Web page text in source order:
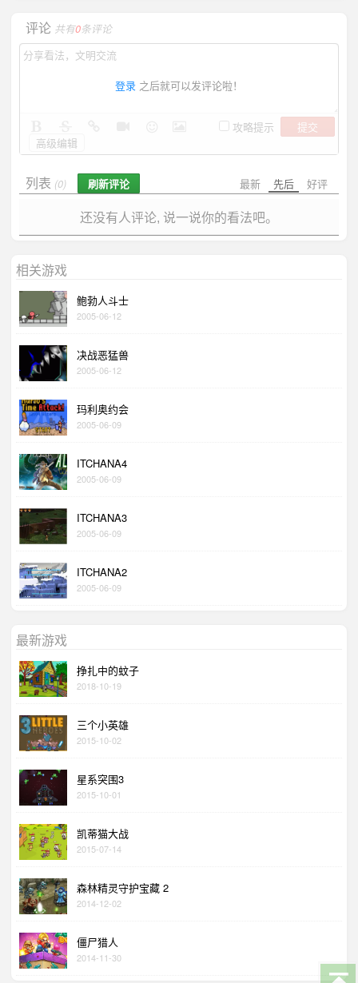
评论 共有0条评论
登录 之后就可以发评论啦！
攻略提示
提交
高级编辑
最新 先后 好评
列表 (0) 刷新评论
还没有人评论, 说一说你的看法吧。
相关游戏
鲍勃人斗士
2005-06-12
决战恶猛兽
2005-06-12
玛利奥约会
2005-06-09
ITCHANA4
2005-06-09
ITCHANA3
2005-06-09
ITCHANA2
2005-06-09
最新游戏
挣扎中的蚊子
2018-10-19
三个小英雄
2015-10-02
星系突围3
2015-10-01
凯蒂猫大战
2015-07-14
森林精灵守护宝藏 2
2014-12-02
僵尸猎人
2014-11-30